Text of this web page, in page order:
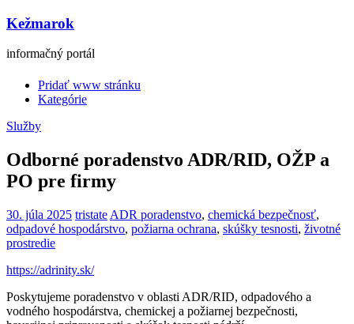
Kežmarok
informačný portál
Pridať www stránku
Kategórie
Služby
Odborné poradenstvo ADR/RID, OŽP a
PO pre firmy
30. júla 2025 tristate ADR poradenstvo, chemická bezpečnosť,
odpadové hospodárstvo, požiarna ochrana, skúšky tesnosti, životné
prostredie
https://adrinity.sk/
Poskytujeme poradenstvo v oblasti ADR/RID, odpadového a
vodného hospodárstva, chemickej a požiarnej bezpečnosti,